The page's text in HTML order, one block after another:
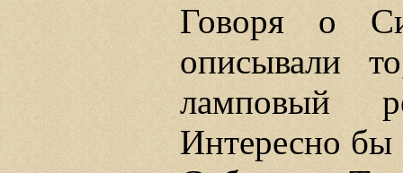
Говоря о
описывали
ламповый
Интересно бы